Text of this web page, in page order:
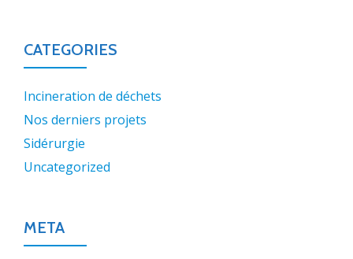
CATEGORIES
Incineration de déchets
Nos derniers projets
Sidérurgie
Uncategorized
META